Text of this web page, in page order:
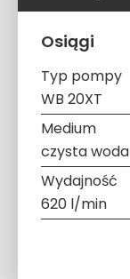
Osiągi
Typ pompy
WB 20XT
Medium
czysta woda
Wydajność
620 l/min